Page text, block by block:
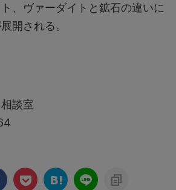
、ヴァーダイトと鉱石の違いに
開される。
談室